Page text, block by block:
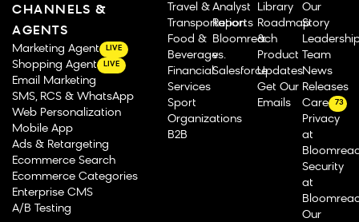
CHANNELS &
AGENTS
Marketing Agent LIVE
Shopping Agent LIVE
Email Marketing
SMS, RCS & WhatsApp
Web Personalization
Mobile App
Ads & Retargeting
Ecommerce Search
Ecommerce Categories
Enterprise CMS
A/B Testing
Travel &
Transportation
Food &
Beverage
Financial
Services
Sport
Organizations
B2B
Analyst
Reports
Bloomreach
vs.
Salesforce
Library
Roadmap
&
Product
Updates
Get Our
Emails
Our
Story
Team
News
Releases
Careers
73
Privacy
at
Security
at
Our